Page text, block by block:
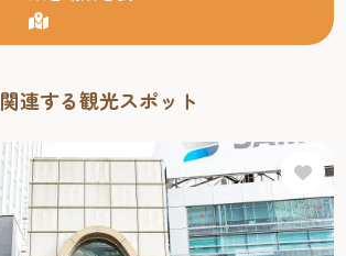
関連する観光スポット